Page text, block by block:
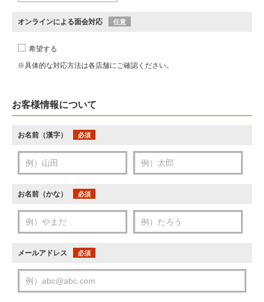
オンラインによる面会対応 任意
希望する
※具体的な対応方法は各店舗にご確認ください。
お客様情報について
お名前（漢字） 必須
お名前（かな） 必須
メールアドレス 必須